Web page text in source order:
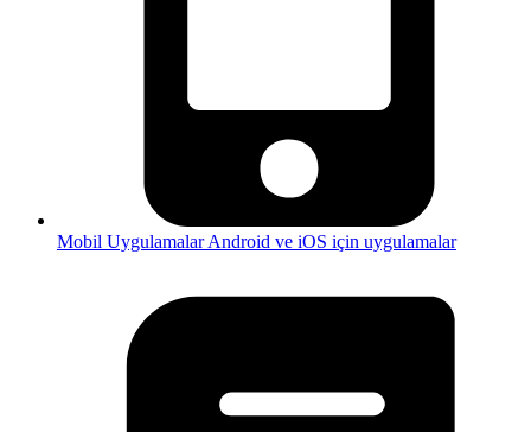
Mobil UygulamalarAndroid ve iOS için uygulamalar